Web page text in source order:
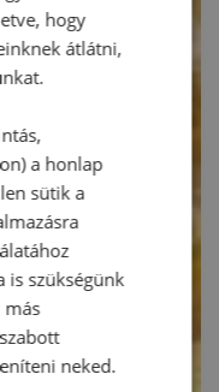
hogy
átlátni,
a honlap
sütik a
is szükségünk
más
neked.